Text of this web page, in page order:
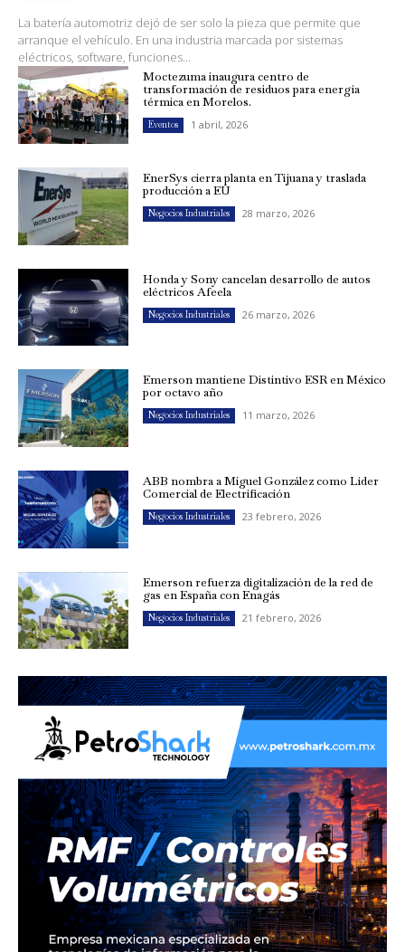
La batería automotriz dejó de ser solo la pieza que permite que
arranque el vehículo. En una industria marcada por sistemas
eléctricos, software, funciones...
Moctezuma inaugura centro de
transformación de residuos para energía
térmica en Morelos.
Eventos 1 abril, 2026
EnerSys cierra planta en Tijuana y traslada
producción a EU
Negocios Industriales 28 marzo, 2026
Honda y Sony cancelan desarrollo de autos
eléctricos Afeela
Negocios Industriales 26 marzo, 2026
Emerson mantiene Distintivo ESR en México
por octavo año
Negocios Industriales 11 marzo, 2026
ABB nombra a Miguel González como Líder
Comercial de Electrificación
Negocios Industriales 23 febrero, 2026
Emerson refuerza digitalización de la red de
gas en España con Enagás
Negocios Industriales 21 febrero, 2026